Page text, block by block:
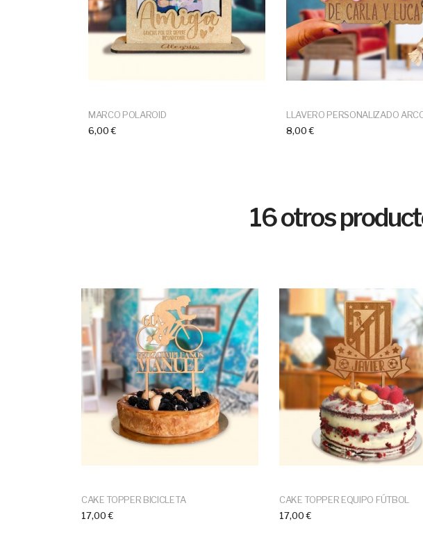
MARCO POLAROID
6,00 €
LLAVERO PERSONALIZADO
8,00 €
16 otros
CAKE TOPPER BICICLETA
17,00 €
CAKE TOPPER EQUIPO FÚTBOL
17,00 €